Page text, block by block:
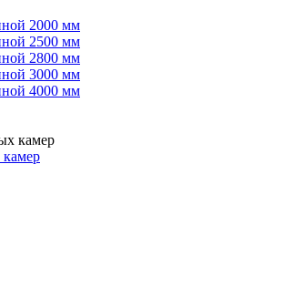
2000 мм
2500 мм
2800 мм
3000 мм
4000 мм